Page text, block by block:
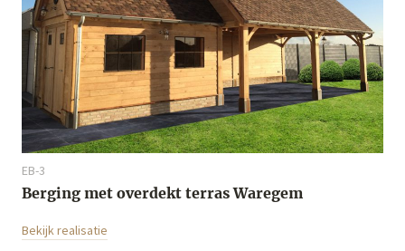
EB-3
Berging met overdekt terras Waregem
Bekijk realisatie